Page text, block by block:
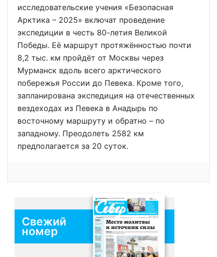
исследовательские учения «Безопасная
Арктика – 2025» включат проведение
экспедиции в честь 80-летия Великой
Победы. Её маршрут протяжённостью почти
8,2 тыс. км пройдёт от Москвы через
Мурманск вдоль всего арктического
побережья России до Певека. Кроме того,
запланирована экспедиция на отечественных
вездеходах из Певека в Анадырь по
восточному маршруту и обратно – по
западному. Преодолеть 2582 км
предполагается за 20 суток.
Свежий
номер